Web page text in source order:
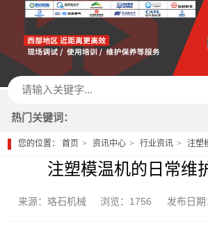
热门关键词：
您的位置：首页 资讯中心 行业资讯 注塑
注塑模温机的日常维
来源：珞石机械 浏览：1756 发布日